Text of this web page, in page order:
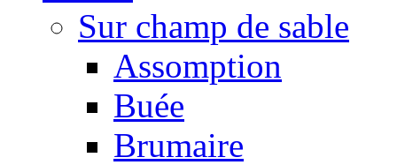
Sur champ de sable
Assomption
Buée
Brumaire